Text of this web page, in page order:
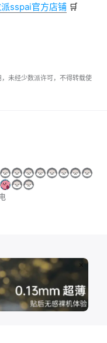
sspai官方店铺 🛒
未经少数派许可，不得转载使